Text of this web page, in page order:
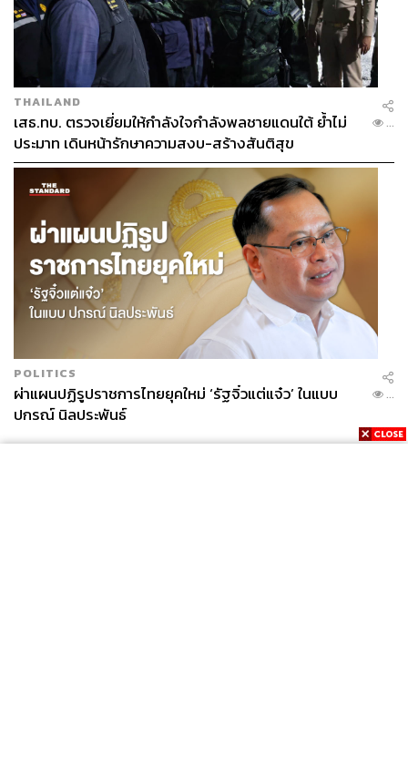
THAILAND
เสธ.ทบ. ตรวจเยี่ยมให้กำลังใจกำลังพลชายแดนใต้ ย้ำไม่
ประมาท เดินหน้ารักษาความสงบ-สร้างสันติสุข
...
POLITICS
ผ่าแผนปฏิรูปราชการไทยยุคใหม่ ‘รัฐจิ๋วแต่แจ๋ว’ ในแบบ
ปกรณ์ นิลประพันธ์
...